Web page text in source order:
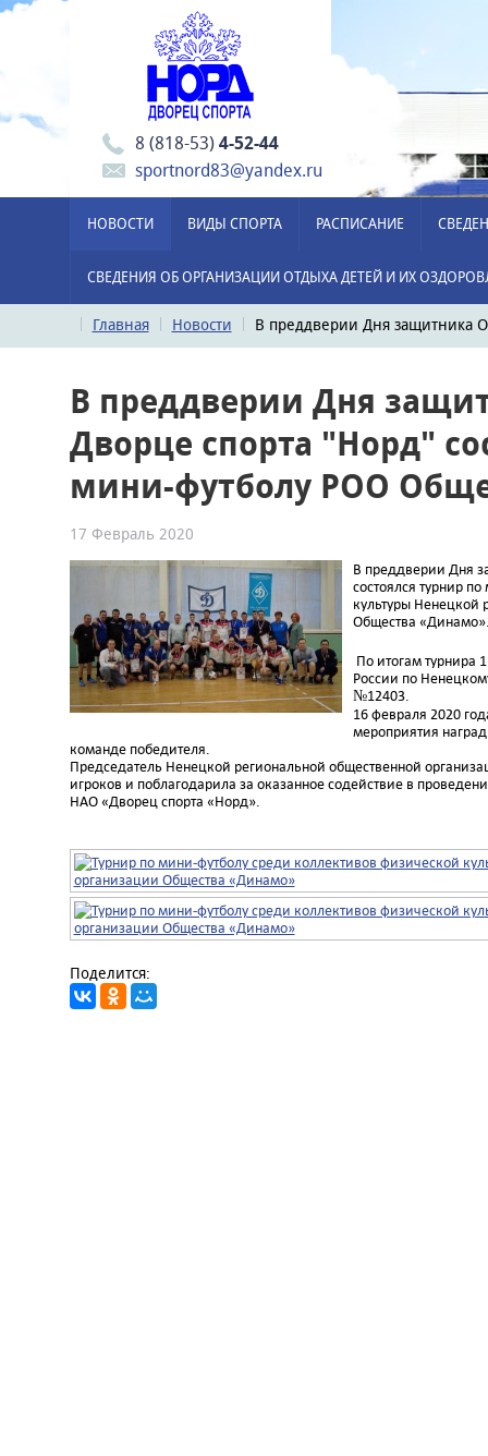
8 (818-53)4-52-44
sportnord83@yandex.ru
НОВОСТИ ВИДЫ СПОРТА РАСПИСАНИЕ
СВЕДЕНИЯ ОБ ОРГАНИЗАЦИИ ОТДЫХА ДЕТЕЙ И ИХ
Главная Новости В преддверии Дня защитника
В преддверии Дня
Дворце спорта "Норд"
мини-футболу РОО
17 Февраль 2020
В преддверии Дня
состоялся турнир
культуры Ненецкой
Общества
По итогам турнира
России по
№12403.
16 февраля 2020
мероприятия
команде победителя.
Председатель Ненецкой региональной общественной
игроков и поблагодарила за оказанное содействие в
НАО «Дворец спорта «Норд».
Поделится: